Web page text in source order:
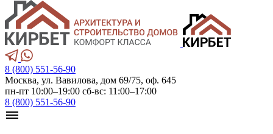
8 (800) 551-56-90
Москва, ул. Вавилова, дом 69/75, оф. 645
пн-пт 10:00–19:00 сб-вс: 11:00–17:00
8 (800) 551-56-90